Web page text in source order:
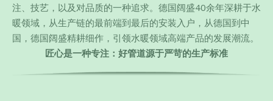
注、技艺，以及对品质的一种追求。德国阔盛40余年深耕于水
暖领域，从生产链的最前端到最后的安装入户，从德国到中
国，德国阔盛精耕细作，引领水暖领域高端产品的发展潮流。
匠心是一种专注：好管道源于严苛的生产标准